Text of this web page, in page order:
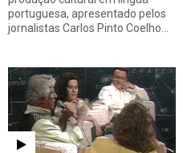
portuguesa, apresentado pelos
jornalistas Carlos Pinto Coelho…